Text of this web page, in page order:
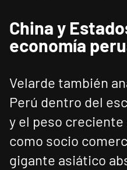
China y
economía
Velarde también
Perú dentro del
y el peso
como socio
gigante asiático